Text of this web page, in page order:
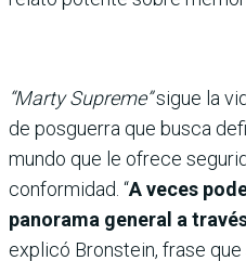
“Marty Supreme”sigue la
de posguerra que busca
mundo que le ofrece
conformidad. “A veces
panorama general a
explicó Bronstein, frase